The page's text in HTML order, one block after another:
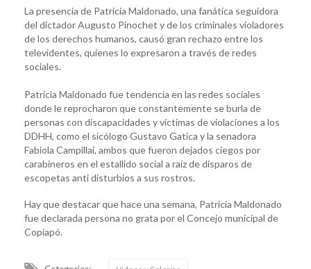
La presencia de Patricia Maldonado, una fanática seguidora
del dictador Augusto Pinochet y de los criminales violadores
de los derechos humanos, causó gran rechazo entre los
televidentes, quienes lo expresaron a través de redes
sociales.
Patricia Maldonado fue tendencia en las redes sociales
donde le reprocharon que constantemente se burla de
personas con discapacidades y víctimas de violaciones a los
DDHH, como el sicólogo Gustavo Gatica y la senadora
Fabiola Campillai, ambos que fueron dejados ciegos por
carabineros en el estallido social a raíz de disparos de
escopetas anti disturbios a sus rostros.
Hay que destacar que hace una semana, Patricia Maldonado
fue declarada persona no grata por el Concejo municipal de
Copiapó.